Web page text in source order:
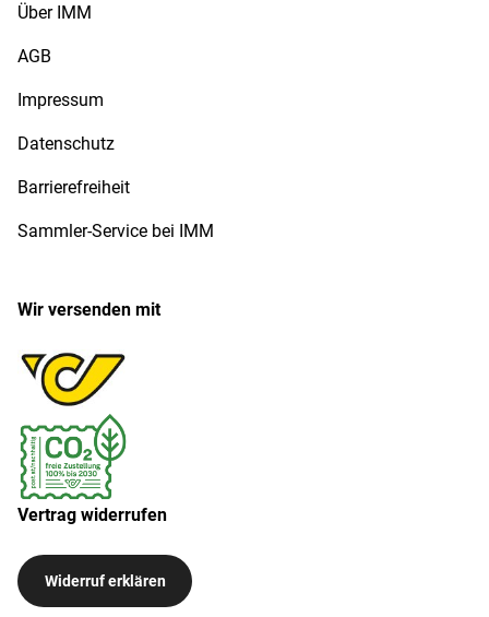
Über IMM
AGB
Impressum
Datenschutz
Barrierefreiheit
Sammler-Service bei IMM
Wir versenden mit
Vertrag widerrufen
Widerruf erklären